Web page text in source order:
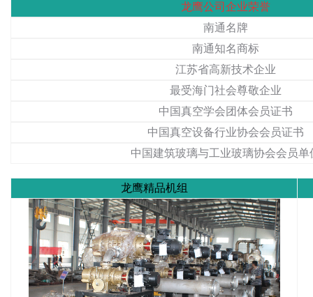
龙鹰公司企业荣誉
南通名牌
南通知名商标
江苏省高新技术企业
最受海门社会尊敬企业
中国真空学会团体会员证书
中国真空设备行业协会会员证书
中国建筑玻璃与工业玻璃协会会员单
龙鹰精品机组